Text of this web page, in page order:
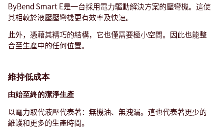
ByBend Smart E是一台採用電力驅動解決方案的壓彎機。這使
其相較於液壓壓彎機更有效率及快速。
此外，憑藉其精巧的結構，它也僅需要極小空間。因此也能整
合至生產中的任何位置。
維持低成本
由始至終的潔淨生產
以電力取代液壓代表著：無機油、無洩漏。這也代表著更少的
維護和更多的生產時間。